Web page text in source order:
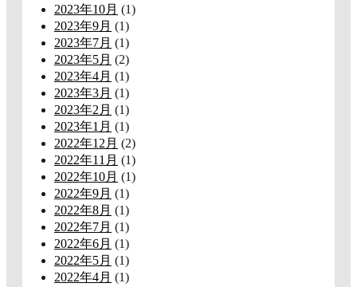
2023年10月 (1)
2023年9月 (1)
2023年7月 (1)
2023年5月 (2)
2023年4月 (1)
2023年3月 (1)
2023年2月 (1)
2023年1月 (1)
2022年12月 (2)
2022年11月 (1)
2022年10月 (1)
2022年9月 (1)
2022年8月 (1)
2022年7月 (1)
2022年6月 (1)
2022年5月 (1)
2022年4月 (1)